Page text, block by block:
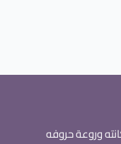
وروعة حروفه